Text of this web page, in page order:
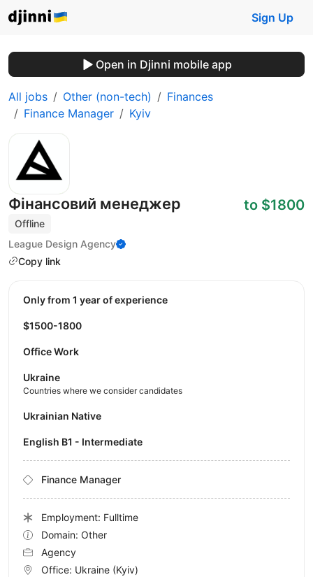
Sign Up
Open in Djinni mobile app
All jobs Other (non-tech)
Finances
Finance Manager
Kyiv
Фінансовий менеджер
Offline
League Design Agency
Copy link
to $1800
Only from 1 year of experience
$1500-1800
Office Work
Ukraine
Countries where we consider candidates
Ukrainian Native
English B1 - Intermediate
Finance Manager
Employment: Fulltime
Domain: Other
Agency
Office: Ukraine (Kyiv)